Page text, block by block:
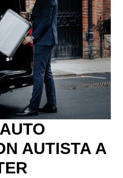
AUTISTA A